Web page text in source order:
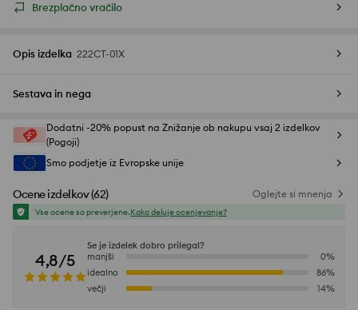
Brezplačno vračilo
Opis izdelka 222CT-01X
Sestava in nega
Dodatni -20% popust na Znižanje ob nakupu vsaj 2 izdelkov
(Pogoji)
Smo podjetje iz Evropske unije
Ocene izdelkov(62) Oglejte si mnenja
Vse ocene so preverjene.Kako deluje ocenjevanje?
4,8/5
Se je izdelek dobro prilegal?
manjši
0%
idealno
86%
večji
14%